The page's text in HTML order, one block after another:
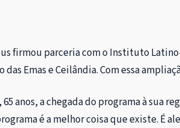
firmou parceria com o Instituto
das Emas e Ceilândia. Com essa
65 anos, a chegada do programa à
é a melhor coisa que existe. É